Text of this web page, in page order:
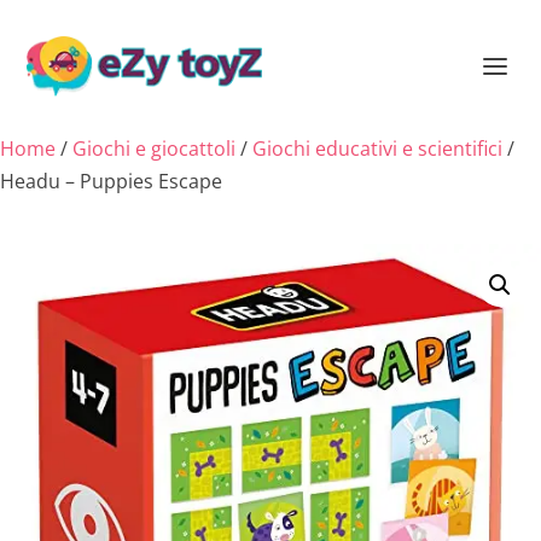
Home/ Giochi e giocattoli / Giochi educativi e scientifici /
Headu – Puppies Escape